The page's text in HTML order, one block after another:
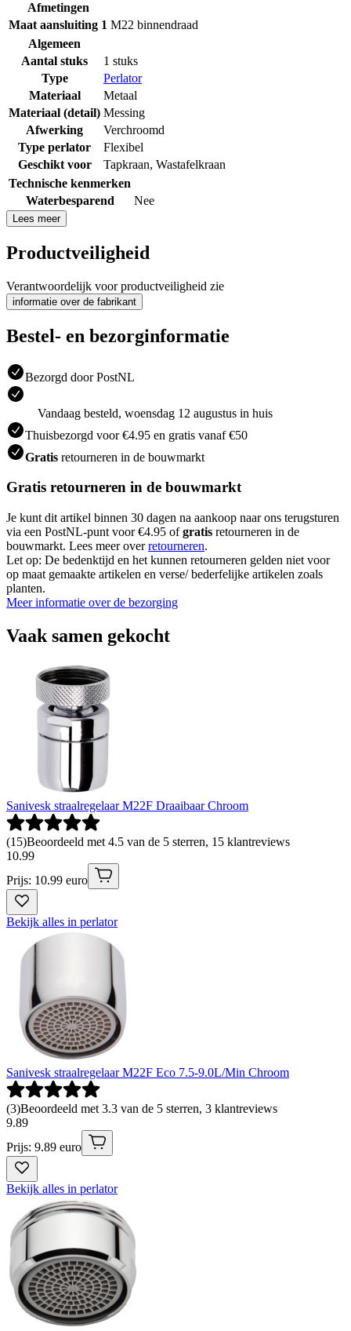
Afmetingen
Maat aansluiting 1 M22 binnendraad
Algemeen
Aantal stuks
1 stuks
Type
Perlator
Materiaal
Metaal
Materiaal (detail) Messing
Afwerking
Verchroomd
Type perlator
Flexibel
Geschikt voor
Tapkraan, Wastafelkraan
Technische kenmerken
Waterbesparend
Nee
Lees meer
Productveiligheid
Verantwoordelijk voor productveiligheid zie
informatie over de fabrikant
Bestel- en bezorginformatie
Bezorgd door PostNL
Vandaag besteld, woensdag 12 augustus in huis
Thuisbezorgd voor €4.95 en gratis vanaf €50
Gratis retourneren in de bouwmarkt
Gratis retourneren in de bouwmarkt
Je kunt dit artikel binnen 30 dagen na aankoop naar ons terugsturen
via een PostNL-punt voor €4.95 ofgratis retourneren in de
bouwmarkt. Lees meer overretourneren.
Let op: De bedenktijd en het kunnen retourneren gelden niet voor
op maat gemaakte artikelen en verse/ bederfelijke artikelen zoals
planten.
Meer informatie over de bezorging
Vaak samen gekocht
Sanivesk straalregelaar M22F Draaibaar Chroom
(15)Beoordeeld met 4.5 van de 5 sterren, 15 klantreviews
10.99
Prijs: 10.99 euro
Bekijk alles in perlator
Sanivesk straalregelaar M22F Eco 7.5-9.0L/Min Chroom
(3)Beoordeeld met 3.3 van de 5 sterren, 3 klantreviews
9.89
Prijs: 9.89 euro
Bekijk alles in perlator